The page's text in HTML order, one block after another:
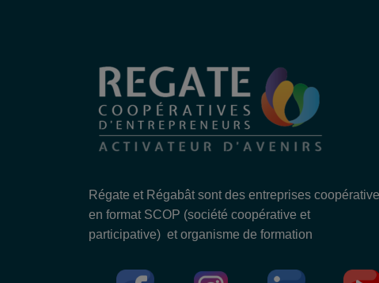
Régate et Régabât sont des entreprises
en format SCOP (société coopérative et
participative) et organisme de formation